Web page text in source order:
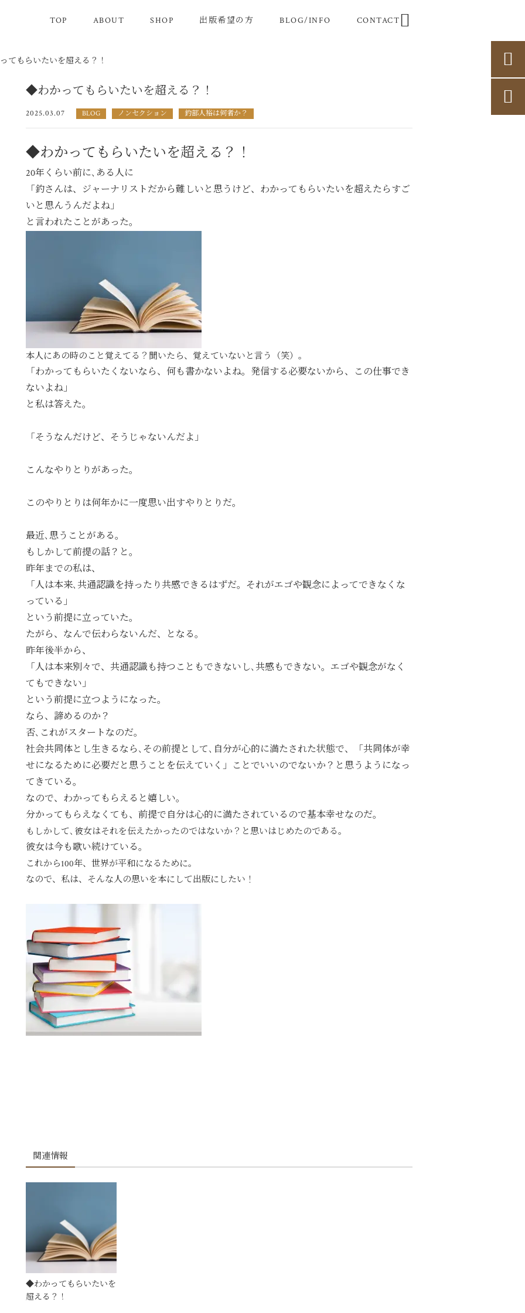
TOP ABOUT SHOP 出版希望の方 BLOG/INFO CONTACT
てもらいたいを超える？！
◆わかってもらいたいを超える？！
2025.03.07 BLOG ノンセクション 釣部人裕は何者か？
◆わかってもらいたいを超える？！
20年くらい前に､ある人に
「釣さんは、ジャーナリストだから難しいと思うけど、わかってもらいたいを超えたらすご
いと思んうんだよね」
と言われたことがあった。
本人にあの時のこと覚えてる？聞いたら、覚えていないと言う（笑）。
「わかってもらいたくないなら、何も書かないよね。発信する必要ないから、この仕事でき
ないよね」
と私は答えた。
「そうなんだけど、そうじゃないんだよ」
こんなやりとりがあった。
このやりとりは何年かに一度思い出すやりとりだ。
最近､思うことがある。
もしかして前提の話？と。
昨年までの私は、
「人は本来､共通認識を持ったり共感できるはずだ。それがエゴや観念によってできなくな
っている」
という前提に立っていた。
たがら、なんで伝わらないんだ、となる。
昨年後半から、
「人は本来別々で、共通認識も持つこともできないし､共感もできない。エゴや観念がなく
てもできない」
という前提に立つようになった。
なら、諦めるのか？
否､これがスタートなのだ。
社会共同体とし生きるなら､その前提として､自分が心的に満たされた状態で、「共同体が幸
せになるために必要だと思うことを伝えていく」ことでいいのでないか？と思うようになっ
てきている。
なので、わかってもらえると嬉しい。
分かってもらえなくても、前提で自分は心的に満たされているので基本幸せなのだ。
もしかして､彼女はそれを伝えたかったのではないか？と思いはじめたのである。
彼女は今も歌い続けている。
これから100年、世界が平和になるために。
なので、私は、そんな人の思いを本にして出版にしたい！
関連情報
◆わかってもらいたいを
超える？！

